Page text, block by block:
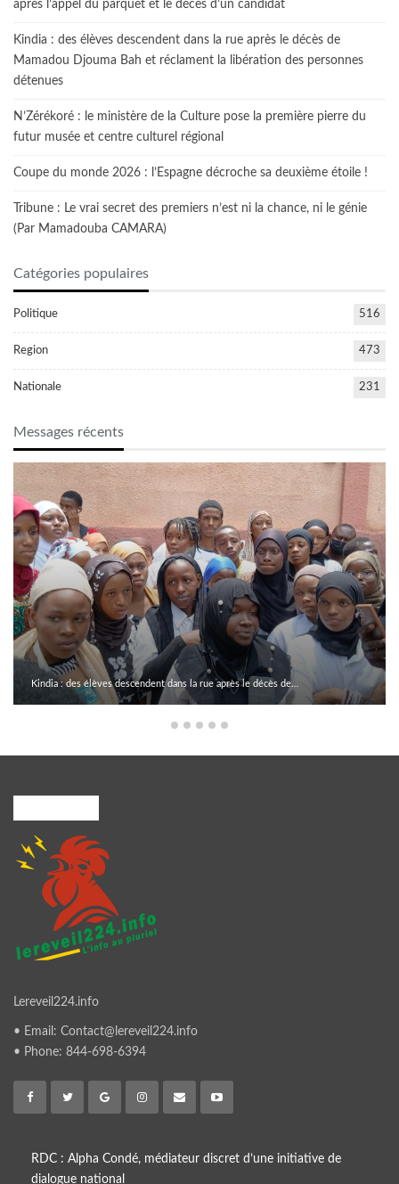
après l’appel du parquet et le décès d’un candidat
Kindia : des élèves descendent dans la rue après le décès de
Mamadou Djouma Bah et réclament la libération des personnes
détenues
N’Zérékoré : le ministère de la Culture pose la première pierre du
futur musée et centre culturel régional
Coupe du monde 2026 : l’Espagne décroche sa deuxième étoile !
Tribune : Le vrai secret des premiers n’est ni la chance, ni le génie
(Par Mamadouba CAMARA)
Catégories populaires
Politique 516
Region 473
Nationale 231
Messages récents
Kindia : des élèves descendent dans la rue après le décès de…
Lereveil224.info
• Email: Contact@lereveil224.info
• Phone: 844-698-6394
RDC : Alpha Condé, médiateur discret d’une initiative de
dialogue national